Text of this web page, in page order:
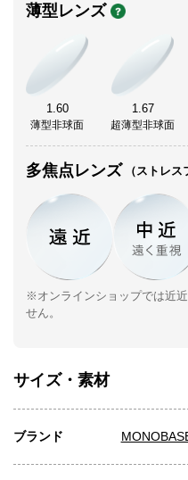
薄型レンズ
1.60
薄型非球面
1.67
超薄型非球面
多焦点レンズ （ストレス
※オンラインショップでは近
せん。
サイズ・素材
ブランド